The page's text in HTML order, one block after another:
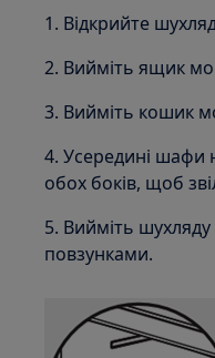
1. Відкрийте
2. Вийміть ящик
3. Вийміть кошик
4. Усередині шафи
обох боків, щоб
5. Вийміть
повзунками.